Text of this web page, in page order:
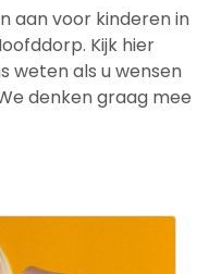
aan voor kinderen in
Kijk hier
weten als u wensen
denken graag mee